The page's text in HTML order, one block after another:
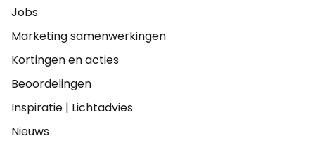
Jobs
Marketing samenwerkingen
Kortingen en acties
Beoordelingen
Inspiratie | Lichtadvies
Nieuws